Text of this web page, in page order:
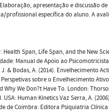
apresentação e discussão
profissional específica do aluno. A
Health Span, Life Span, and the New
Manual de Apoio ao
J. & Bodas, A. (2014). Envelhecimento
sobre o Envelhecimento
Why We Don?t Have To. London:
USA: Human Kinetics Vaz Serra, A.
de Coimbra: Editora Psiquiatria Clínica